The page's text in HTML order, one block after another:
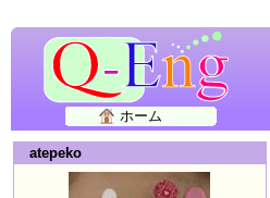
ホーム
atepeko